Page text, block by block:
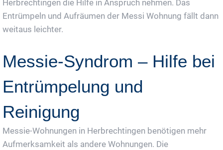
Herbrechtingen die Hilfe in Anspruch nehmen. Das
Entrümpeln und Aufräumen der Messi Wohnung fällt dann
weitaus leichter.
Messie-Syndrom – Hilfe bei
Entrümpelung und
Reinigung
Messie-Wohnungen in Herbrechtingen benötigen mehr
Aufmerksamkeit als andere Wohnungen. Die